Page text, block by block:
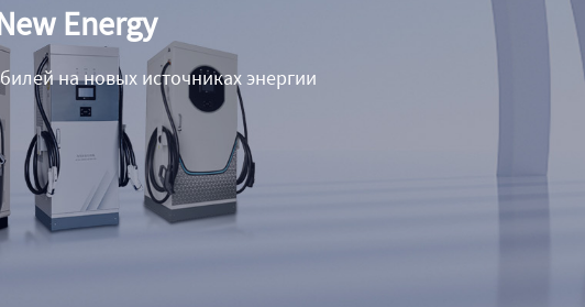
Energy
на новых источниках энергии